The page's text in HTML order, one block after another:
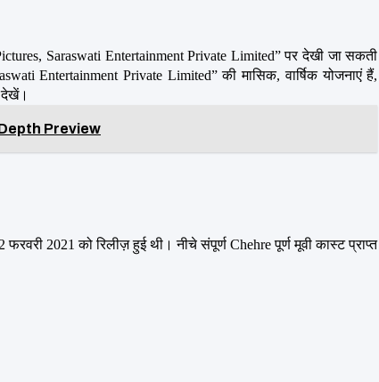
Saraswati Entertainment Private Limited” पर देखी जा सकती
Entertainment Private Limited” की मासिक, वार्षिक योजनाएं हैं,
Preview
2021 को रिलीज़ हुई थी। नीचे संपूर्ण Chehre पूर्ण मूवी कास्ट प्राप्त